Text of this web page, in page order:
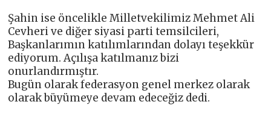
Şahin ise öncelikle Milletvekilimiz Mehmet Ali
Cevheri ve diğer siyasi parti temsilcileri,
Başkanlarımın katılımlarından dolayı teşekkür
ediyorum. Açılışa katılmanız bizi
onurlandırmıştır.
Bugün olarak federasyon genel merkez olarak
olarak büyümeye devam edeceğiz dedi.